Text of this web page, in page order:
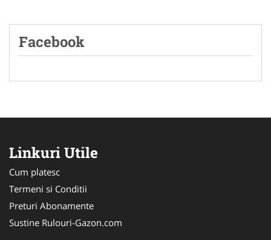
Facebook
Linkuri Utile
Cum platesc
Termeni si Conditii
Preturi Abonamente
Sustine Rulouri-Gazon.com